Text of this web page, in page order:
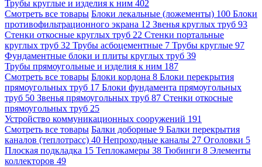
Трубы круглые и изделия к ним 402
Смотреть все товары Блоки лекальные (ложементы) 100 Блоки
противофильтрационного экрана 12 Звенья круглых труб 93
Стенки откосные круглых труб 22 Стенки портальные
круглых труб 32 Трубы асбоцементные 7 Трубы круглые 97
Фундаментные блоки и плиты круглых труб 39
Трубы прямоугольные и изделия к ним 187
Смотреть все товары Блоки кордона 8 Блоки перекрытия
прямоугольных труб 17 Блоки фундамента прямоугольных
труб 50 Звенья прямоугольных труб 87 Стенки откосные
прямоугольных труб 25
Устройство коммуникационных сооружений 191
Смотреть все товары Балки доборные 9 Балки перекрытия
каналов (теплотрасс) 40 Непроходные каналы 27 Оголовки 5
Плоская подкладка 15 Теплокамеры 38 Тюбинги 8 Элементы
коллекторов 49